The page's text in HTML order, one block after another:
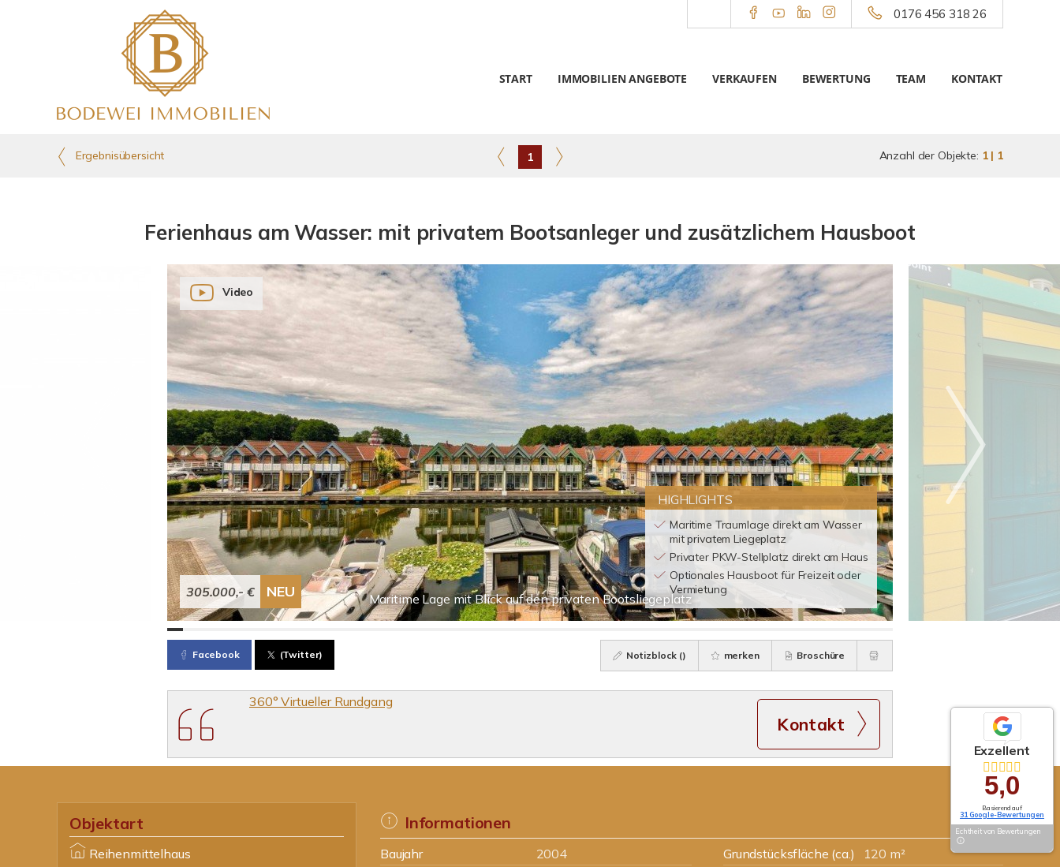
0176 456 318 26
START IMMOBILIEN ANGEBOTE VERKAUFEN BEWERTUNG TEAM KONTAKT
Ergebnisübersicht 1 Anzahl der Objekte: 1 | 1
Ferienhaus am Wasser: mit privatem Bootsanleger und zusätzlichem Hausboot
Maritime Lage mit Blick auf den privaten Bootsliegeplatz
HIGHLIGHTS
Maritime Traumlage direkt am Wasser
mit privatem Liegeplatz
Privater PKW-Stellplatz direkt am Haus
Optionales Hausboot für Freizeit oder
Vermietung
305.000,- € NEU
Video
Facebook (Twitter) Notizblock () merken Broschüre
360° Virtueller Rundgang
Kontakt
Objektart
Reihenmittelhaus
Informationen
Baujahr 2004 Grundstücksfläche (ca.)
120 m²
Exzellent
5,0
Basierend auf
31 Google-Bewertungen
Echtheit von Bewertungen